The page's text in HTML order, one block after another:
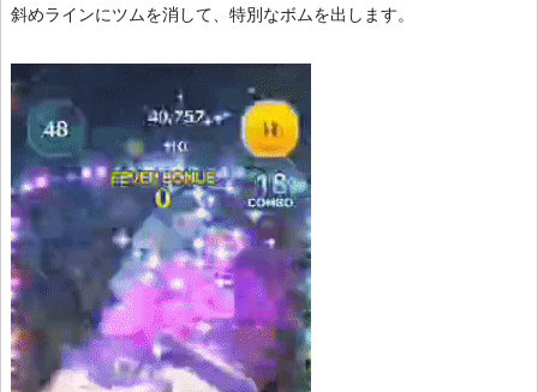
斜めラインにツムを消して、特別なボムを出します。